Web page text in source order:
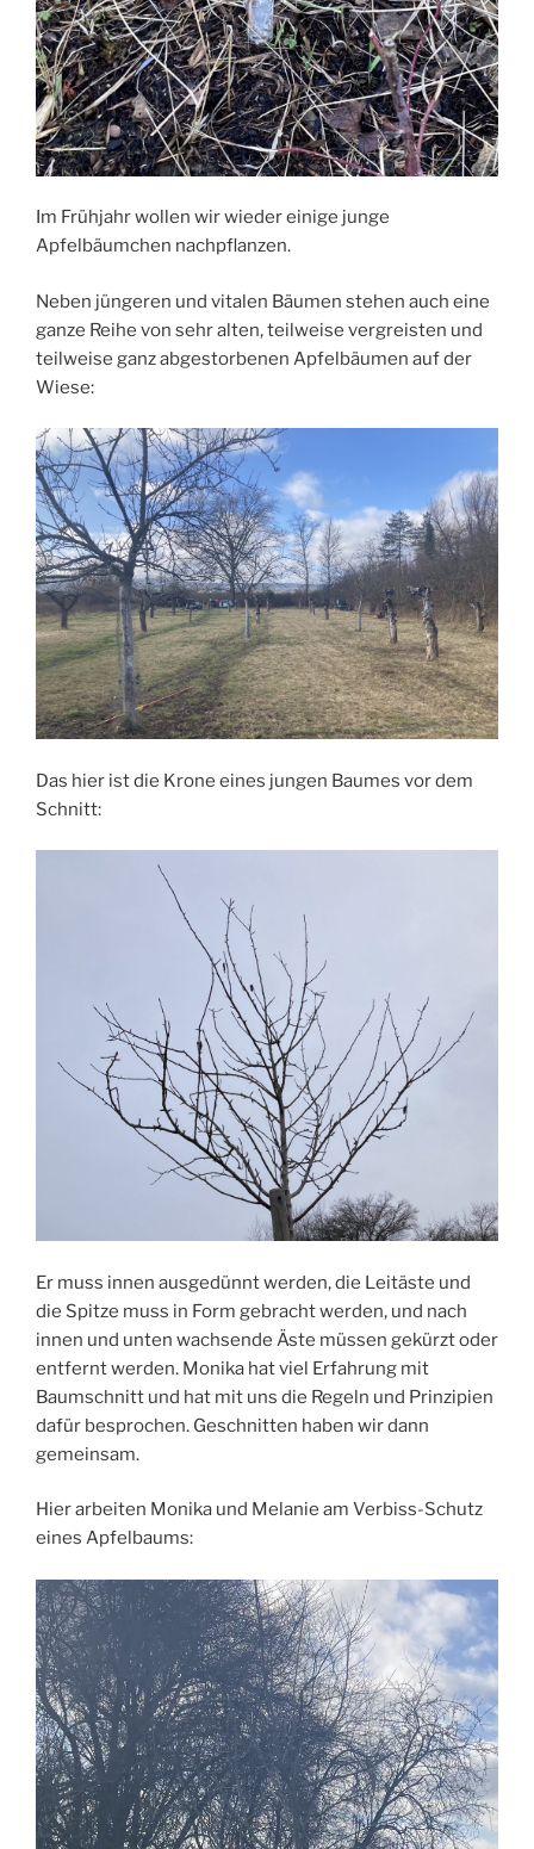
Im Frühjahr wollen wir wieder einige junge
Apfelbäumchen nachpflanzen.
Neben jüngeren und vitalen Bäumen stehen auch eine
ganze Reihe von sehr alten, teilweise vergreisten und
teilweise ganz abgestorbenen Apfelbäumen auf der
Wiese:
Das hier ist die Krone eines jungen Baumes vor dem
Schnitt:
Er muss innen ausgedünnt werden, die Leitäste und
die Spitze muss in Form gebracht werden, und nach
innen und unten wachsende Äste müssen gekürzt oder
entfernt werden. Monika hat viel Erfahrung mit
Baumschnitt und hat mit uns die Regeln und Prinzipien
dafür besprochen. Geschnitten haben wir dann
gemeinsam.
Hier arbeiten Monika und Melanie am Verbiss-Schutz
eines Apfelbaums: